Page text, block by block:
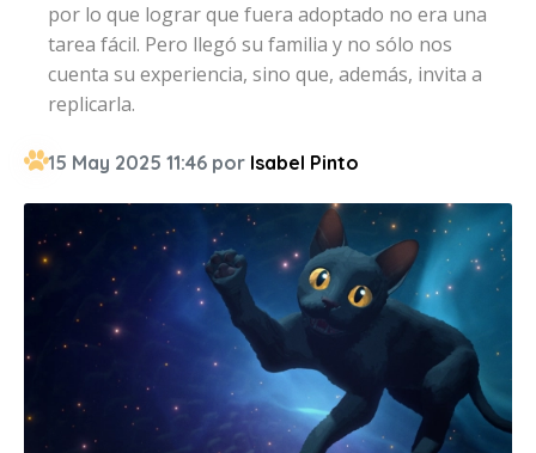
por lo que lograr que fuera adoptado no era una
tarea fácil. Pero llegó su familia y no sólo nos
cuenta su experiencia, sino que, además, invita a
replicarla.
15 May 2025 11:46 por Isabel Pinto